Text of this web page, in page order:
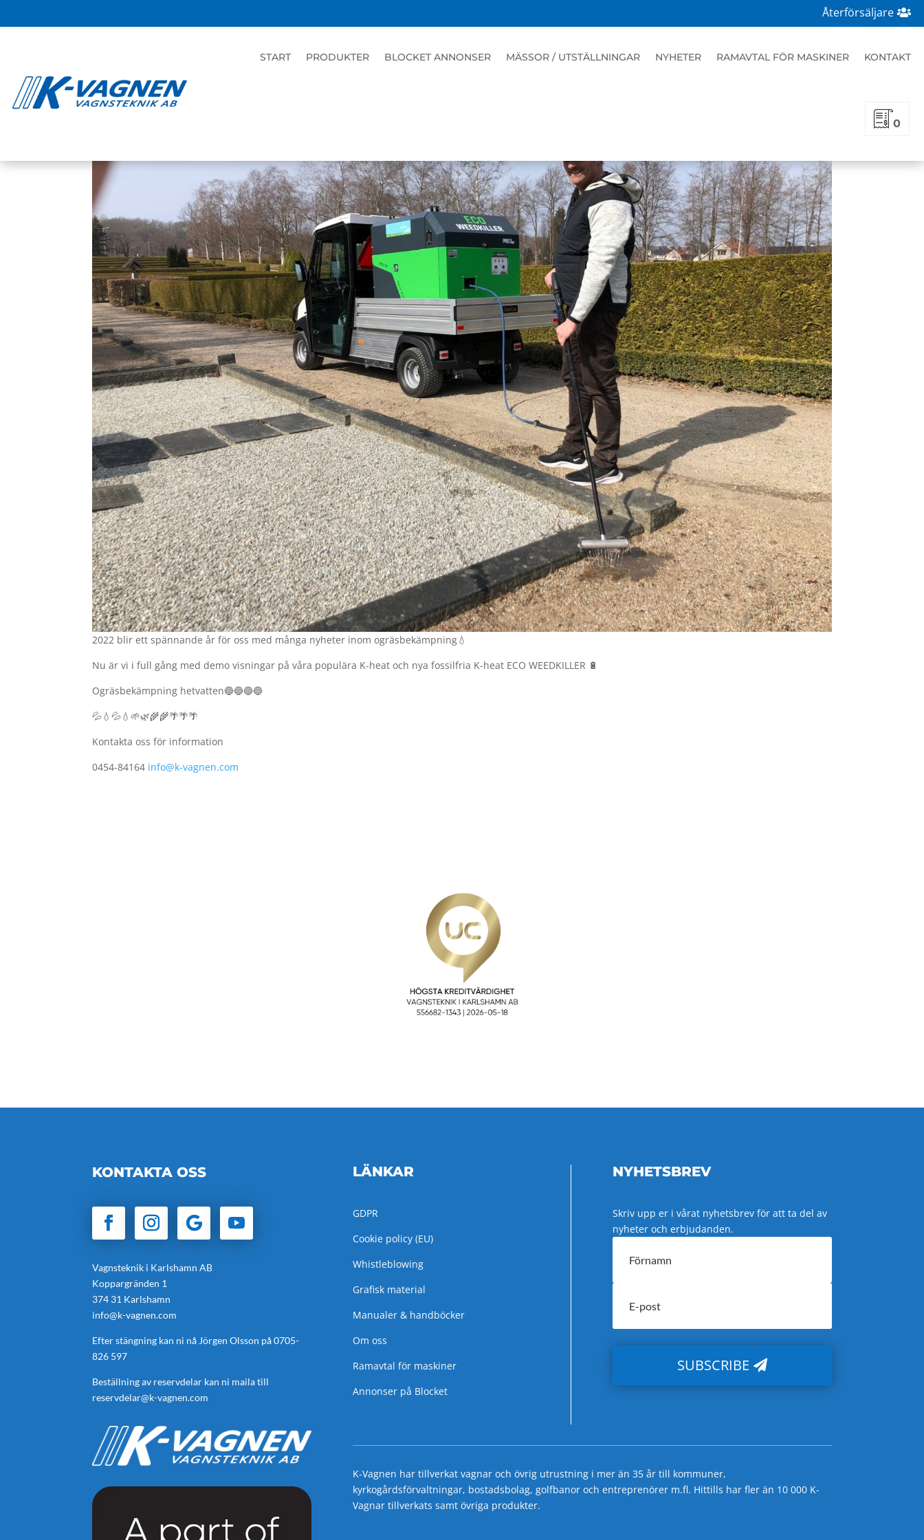
Återförsäljare
START PRODUKTER BLOCKET ANNONSER MÄSSOR / UTSTÄLLNINGAR NYHETER RAMAVTAL FÖR MASKINER KONTAKT
0
2022 blir ett spännande år för oss med många nyheter inom ogräsbekämpning💧
Nu är vi i full gång med demo visningar på våra populära K-heat och nya fossilfria K-heat ECO WEEDKILLER 🔋
Ogräsbekämpning hetvatten🔵🔵🔵🔵
💦💧💦💧🌱🌿🌾🌾🌴🌴🌴
Kontakta oss för information
0454-84164 info@k-vagnen.com
KONTAKTA OSS
Vagnsteknik i Karlshamn AB
Koppargränden 1
374 31 Karlshamn
info@k-vagnen.com
Efter stängning kan ni nå Jörgen Olsson på0705-
826 597
Beställning av reservdelar kan ni maila till
reservdelar@k-vagnen.com
LÄNKAR
GDPR
Cookie policy (EU)
Whistleblowing
Grafisk material
Manualer & handböcker
Om oss
Ramavtal för maskiner
Annonser på Blocket
NYHETSBREV
Skriv upp er i vårat nyhetsbrev för att ta del av
nyheter och erbjudanden.
SUBSCRIBE
K-Vagnen har tillverkat vagnar och övrig utrustning i mer än 35 år till kommuner,
kyrkogårdsförvaltningar, bostadsbolag, golfbanor och entreprenörer m.fl. Hittills har fler än 10 000 K-
Vagnar tillverkats samt övriga produkter.